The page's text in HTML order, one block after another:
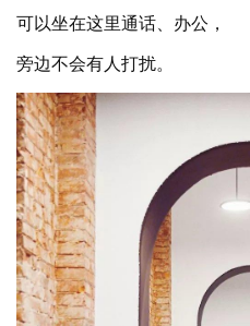
当你需要安静的时候，
可以坐在这里通话、办公，
旁边不会有人打扰。